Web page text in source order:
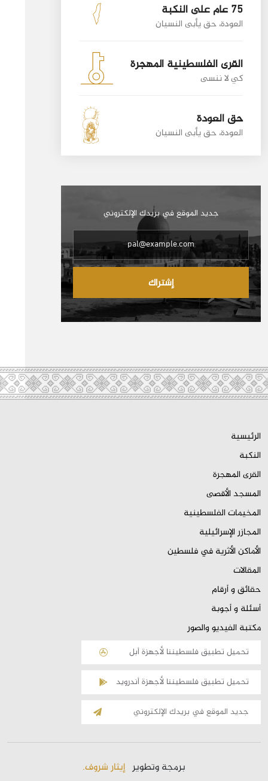
75 عام على النكبة
العودة، حق يأبى النسيان
القرى الفلسطينية المهجرة
كي لا ننسى
حق العودة
العودة، حق يأبى النسيان
جديد الموقع في بريدك الإلكتروني
إشتراك
الرئيسية
النكبة
القرى المهجرة
المسجد الأقصى
المخيمات الفلسطينية
المجازر الإسرائيلية
الأماكن الأثرية في فلسطين
المقالات
حقائق و أرقام
أسئلة و أجوبة
مكتبة الفيديو والصور
تحميل تطبيق فلسطيننا لأجهزة أبل
تحميل تطبيق فلسطيننا لأجهزة أندرويد
برمجة وتطويرإيثار شروف.